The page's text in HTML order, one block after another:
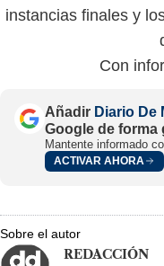
instancias finales y
Con
Añadir Diario De
Google de forma
Mantente informado
ACTIVAR AHORA
Sobre el autor
REDACCIÓN